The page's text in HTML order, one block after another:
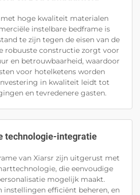
hoge kwaliteit materialen
instelbare bedframe is
te zijn tegen de eisen van de
robuuste constructie zorgt voor
en betrouwbaarheid, waardoor
voor hotelketens worden
in kwaliteit leidt tot
en tevredenere gasten.
technologie-integratie
van Xiarsr zijn uitgerust met
die eenvoudige
mogelijk maakt.
instellingen efficiënt beheren, en